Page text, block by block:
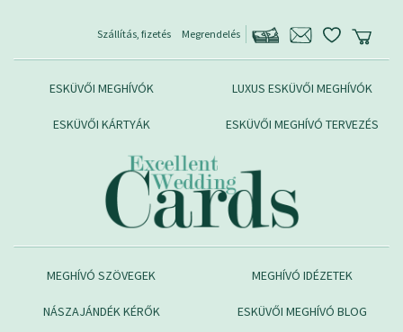
Szállítás, fizetés Megrendelés
ESKÜVŐI MEGHÍVÓK LUXUS ESKÜVŐI MEGHÍVÓK
ESKÜVŐI KÁRTYÁK ESKÜVŐI MEGHÍVÓ TERVEZÉS
MEGHÍVÓ SZÖVEGEK MEGHÍVÓ IDÉZETEK
NÁSZAJÁNDÉK KÉRŐK ESKÜVŐI MEGHÍVÓ BLOG